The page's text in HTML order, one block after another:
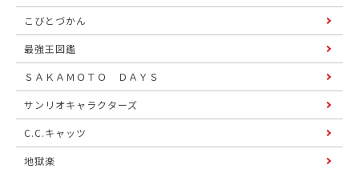
こびとづかん
最強王図鑑
ＳＡＫＡＭＯＴＯ ＤＡＹＳ
サンリオキャラクターズ
C.C.キャッツ
地獄楽